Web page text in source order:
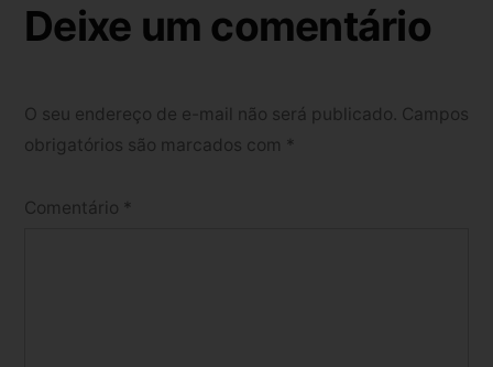
Deixe um comentário
O seu endereço de e-mail não será publicado. Campos
obrigatórios são marcados com *
Comentário *